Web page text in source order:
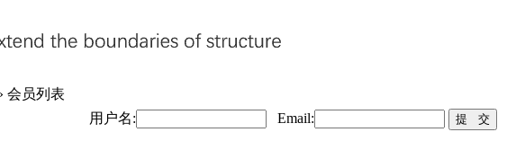
会员列表
用户名:
Email: